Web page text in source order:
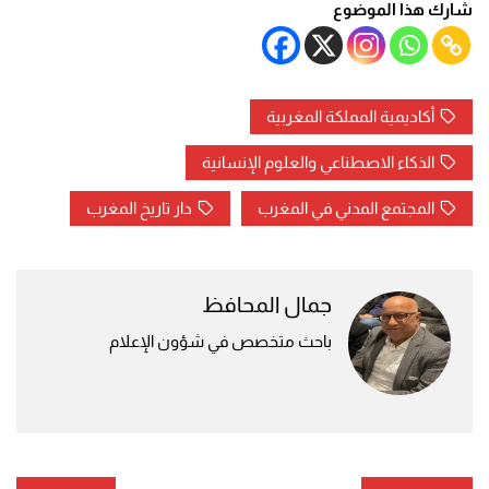
شارك هذا الموضوع
أكاديمية المملكة المغربية
الذكاء الاصطناعي والعلوم الإنسانية
المجتمع المدني في المغرب دار تاريخ المغرب
جمال المحافظ
باحث متخصص في شؤون الإعلام